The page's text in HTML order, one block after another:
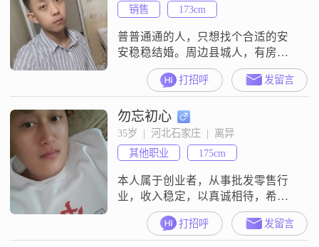
销售
173cm
普普通通的人，只想找个合适的安
安稳稳结婚。周边县城人，有房有
车希望找个不介意是县城的。
打招呼 发留言
勿忘初心
35岁  |  河北石家庄  |  离异
其他职业
175cm
本人属于创业者，从事批发零售行
业，收入稳定，以真诚相待，希望
你情绪稳定、性格温和、有责任心
和上进心、生活中可以被彼此包
容、共同进步、
打招呼 发留言